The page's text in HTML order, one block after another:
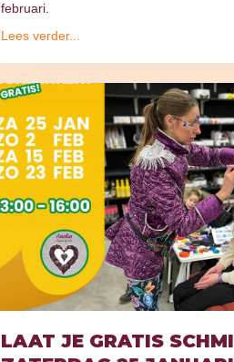
februari.
Lees verder...
LAAT JE GRATIS